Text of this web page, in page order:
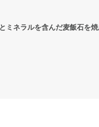
ミネラルを含んだ麦飯石を